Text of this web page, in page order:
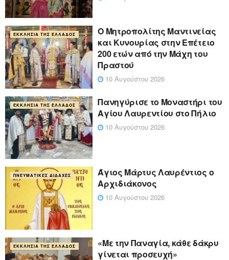
ΕΚΚΛΗΣΊΑ ΤΗΣ ΕΛΛΆΔΟΣ
Ο Μητροπολίτης Μαντινείας
και Κυνουρίας στην Επέτειο
200 ετών από την Μάχη του
Πραστού
10 Αυγούστου 2026
ΕΚΚΛΗΣΊΑ ΤΗΣ ΕΛΛΆΔΟΣ
Πανηγύρισε το Μοναστήρι του
Αγίου Λαυρεντίου στο Πήλιο
10 Αυγούστου 2026
ΠΝΕΥΜΑΤΙΚΈΣ ΔΙΔΑΧΈΣ
Άγιος Μάρτυς Λαυρέντιος ο
Αρχιδιάκονος
10 Αυγούστου 2026
ΕΚΚΛΗΣΊΑ ΤΗΣ ΕΛΛΆΔΟΣ
«Με την Παναγία, κάθε δάκρυ
γίνεται προσευχή»